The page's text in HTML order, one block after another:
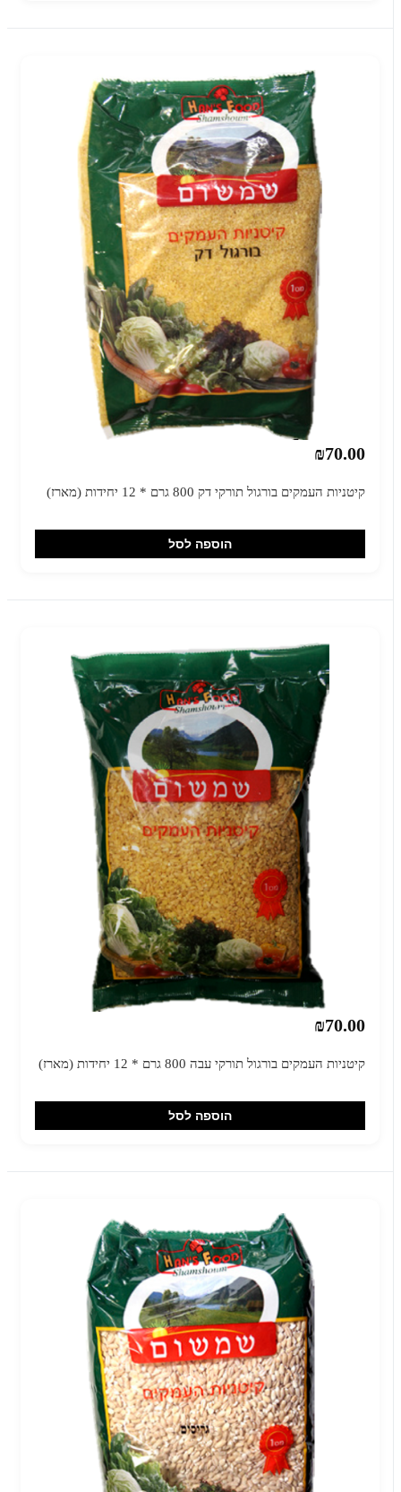
₪70.00
קיטניות העמקים בורגול תורקי דק 800 גרם * 12 יחידות (מארז)
הוספה לסל
₪70.00
קיטניות העמקים בורגול תורקי עבה 800 גרם * 12 יחידות (מארז)
הוספה לסל